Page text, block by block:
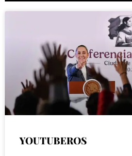
YOUTUBEROS